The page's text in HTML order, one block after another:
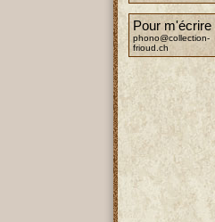
Pour m'écrire
phono@collection-
frioud.ch